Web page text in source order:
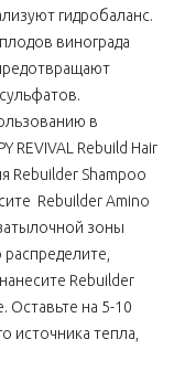
гидробаланс.
винограда
в
REVIVAL Rebuild Hair
Rebuilder Shampoo
Rebuilder Amino
зоны
Rebuilder
Оставьте на 5-10
источника тепла,